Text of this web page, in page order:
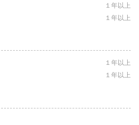
１年以上
１年以上
１年以上
１年以上